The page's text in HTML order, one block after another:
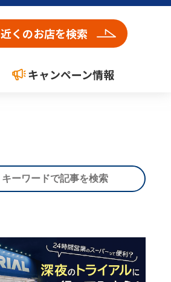
近くのお店を検索
キャンペーン情報